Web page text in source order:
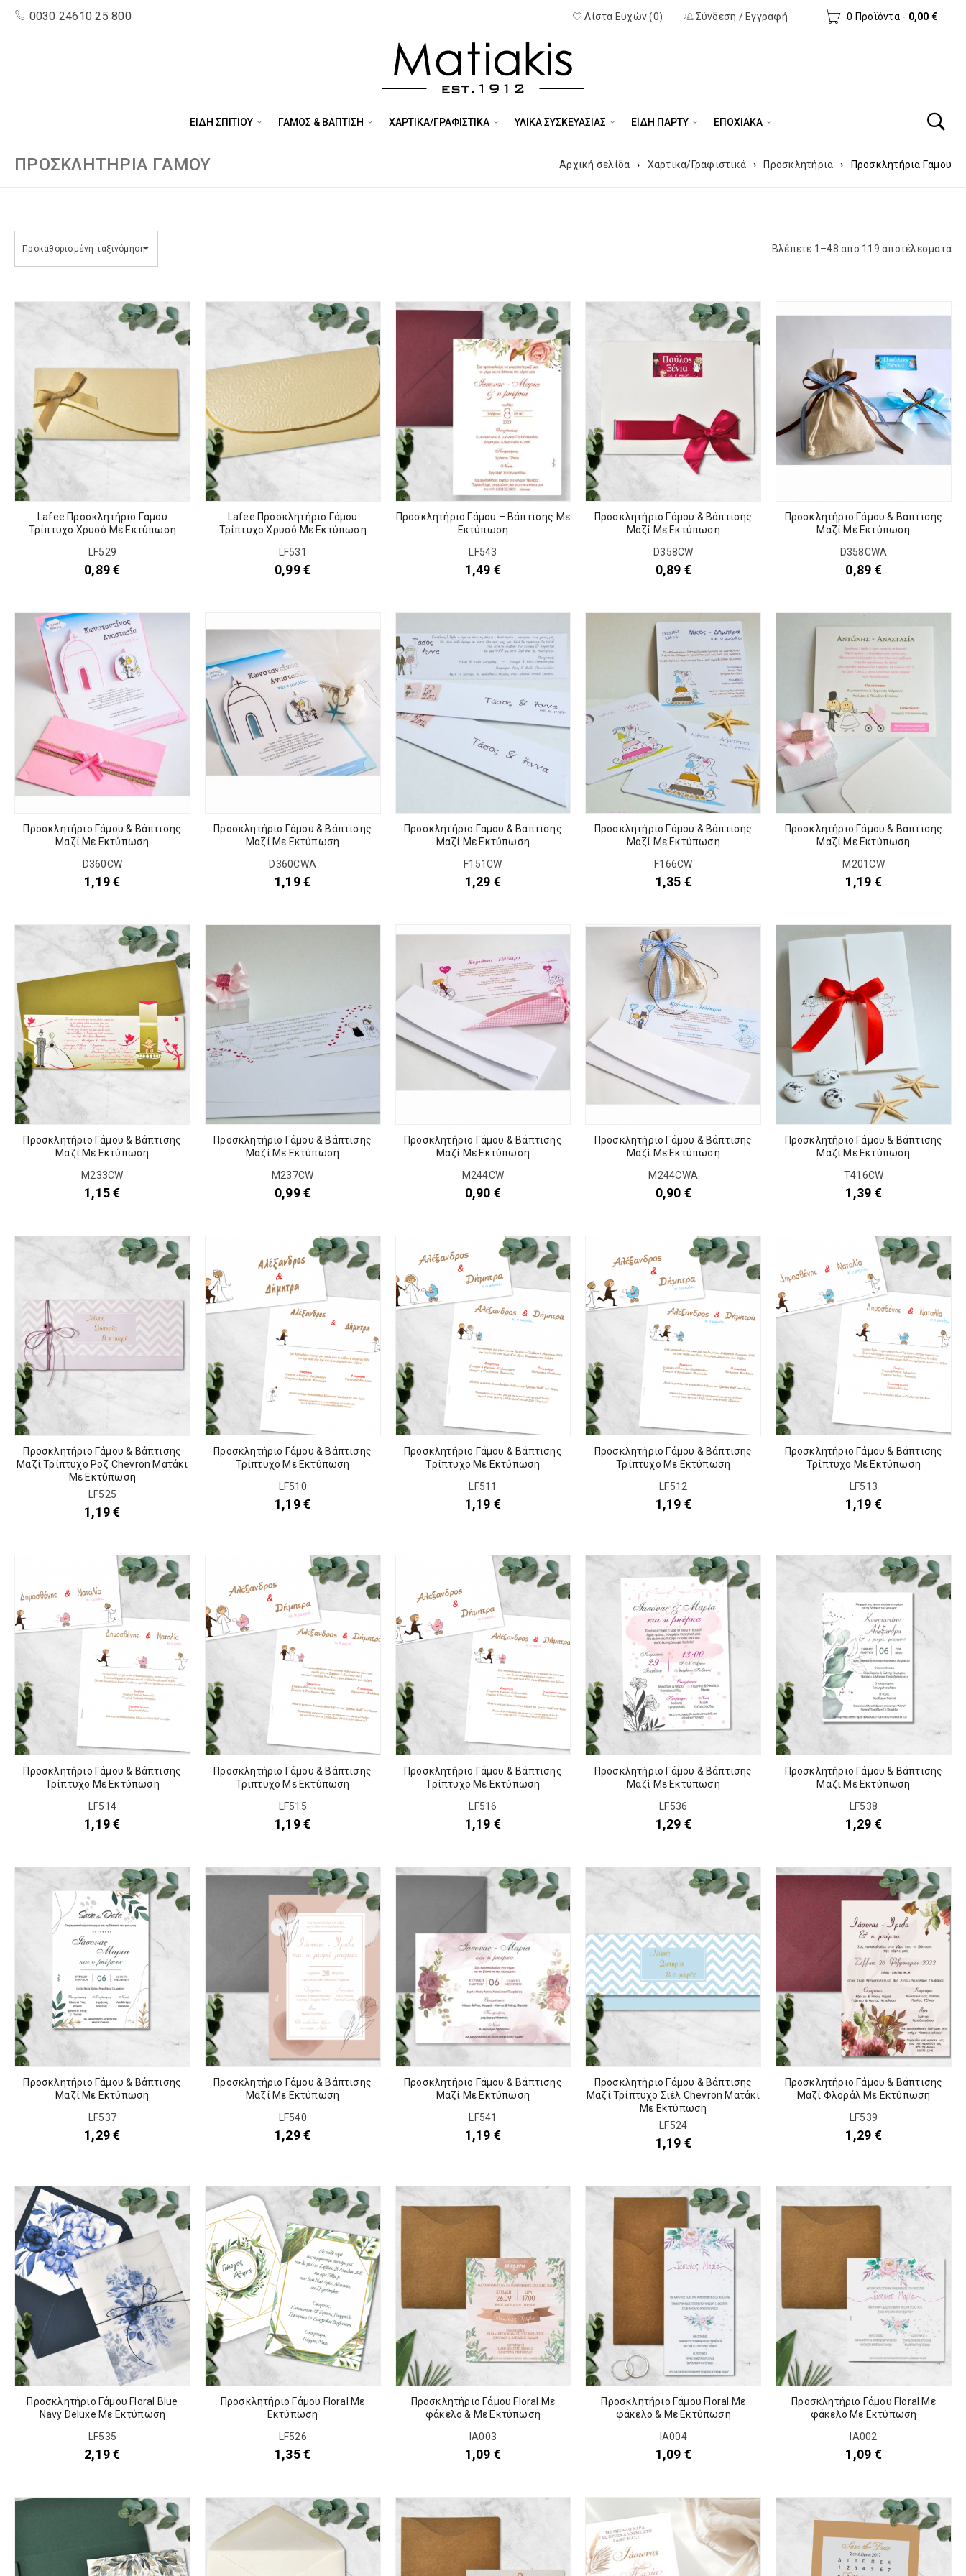
0030 24610 25 800 0 Προϊόντα - 0,00 €
Σύνδεση / Εγγραφή
Λίστα Ευχών (0)
ΕΙΔΗ ΣΠΙΤΙΟΥ ΓΑΜΟΣ & ΒΑΠΤΙΣΗ ΧΑΡΤΙΚΑ/ΓΡΑΦΙΣΤΙΚΑ ΥΛΙΚΑ ΣΥΣΚΕΥΑΣΙΑΣ ΕΊΔΗ ΠΆΡΤΥ ΕΠΟΧΙΑΚΑ
ΠΡΟΣΚΛΗΤΉΡΙΑ ΓΆΜΟΥ Αρχική σελίδα › Χαρτικά/Γραφιστικά › Προσκλητήρια › Προσκλητήρια Γάμου
Βλέπετε 1–48 απο 119 αποτέλεσματα
Προκαθορισμένη ταξινόμηση
Lafee Προσκλητήριο Γάμου
Τρίπτυχο Χρυσό Με Εκτύπωση
LF529
0,89€
Lafee Προσκλητήριο Γάμου
Τρίπτυχο Χρυσό Με Εκτύπωση
LF531
0,99€
Προσκλητήριο Γάμου – Βάπτισης Με
Εκτύπωση
LF543
1,49 €
Προσκλητήριο Γάμου & Βάπτισης
Μαζί Με Εκτύπωση
D358CW
0,89 €
Προσκλητήριο Γάμου & Βάπτισης
Μαζί Με Εκτύπωση
D358CWA
0,89 €
Προσκλητήριο Γάμου & Βάπτισης
Μαζί Με Εκτύπωση
D360CW
1,19€
Προσκλητήριο Γάμου & Βάπτισης
Μαζί Με Εκτύπωση
D360CWA
1,19€
Προσκλητήριο Γάμου & Βάπτισης
Μαζί Με Εκτύπωση
F151CW
1,29 €
Προσκλητήριο Γάμου & Βάπτισης
Μαζί Με Εκτύπωση
F166CW
1,35 €
Προσκλητήριο Γάμου & Βάπτισης
Μαζί Με Εκτύπωση
M201CW
1,19 €
Προσκλητήριο Γάμου & Βάπτισης
Μαζί Με Εκτύπωση
M233CW
1,15€
Προσκλητήριο Γάμου & Βάπτισης
Μαζί Με Εκτύπωση
M237CW
0,99€
Προσκλητήριο Γάμου & Βάπτισης
Μαζί Με Εκτύπωση
M244CW
0,90 €
Προσκλητήριο Γάμου & Βάπτισης
Μαζί Με Εκτύπωση
M244CWA
0,90 €
Προσκλητήριο Γάμου & Βάπτισης
Μαζί Με Εκτύπωση
T416CW
1,39 €
Προσκλητήριο Γάμου & Βάπτισης
Μαζί Τρίπτυχο Ροζ Chevron Ματάκι
Με Εκτύπωση
LF525
1,19€
Προσκλητήριο Γάμου & Βάπτισης
Τρίπτυχο Με Εκτύπωση
LF510
1,19€
Προσκλητήριο Γάμου & Βάπτισης
Τρίπτυχο Με Εκτύπωση
LF511
1,19 €
Προσκλητήριο Γάμου & Βάπτισης
Τρίπτυχο Με Εκτύπωση
LF512
1,19 €
Προσκλητήριο Γάμου & Βάπτισης
Τρίπτυχο Με Εκτύπωση
LF513
1,19 €
Προσκλητήριο Γάμου & Βάπτισης
Τρίπτυχο Με Εκτύπωση
LF514
1,19€
Προσκλητήριο Γάμου & Βάπτισης
Τρίπτυχο Με Εκτύπωση
LF515
1,19€
Προσκλητήριο Γάμου & Βάπτισης
Τρίπτυχο Με Εκτύπωση
LF516
1,19 €
Προσκλητήριο Γάμου & Βάπτισης
Μαζί Με Εκτύπωση
LF536
1,29 €
Προσκλητήριο Γάμου & Βάπτισης
Μαζί Με Εκτύπωση
LF538
1,29 €
Προσκλητήριο Γάμου & Βάπτισης
Μαζί Με Εκτύπωση
LF537
1,29€
Προσκλητήριο Γάμου & Βάπτισης
Μαζί Με Εκτύπωση
LF540
1,29€
Προσκλητήριο Γάμου & Βάπτισης
Μαζί Με Εκτύπωση
LF541
1,19 €
Προσκλητήριο Γάμου & Βάπτισης
Μαζί Τρίπτυχο Σιέλ Chevron Ματάκι
Με Εκτύπωση
LF524
1,19 €
Προσκλητήριο Γάμου & Βάπτισης
Μαζί Φλοράλ Με Εκτύπωση
LF539
1,29 €
Προσκλητήριο Γάμου Floral Blue
Navy Deluxe Με Εκτύπωση
LF535
2,19€
Προσκλητήριο Γάμου Floral Με
Εκτύπωση
LF526
1,35€
Προσκλητήριο Γάμου Floral Με
φάκελο & Με Εκτύπωση
IA003
1,09 €
Προσκλητήριο Γάμου Floral Με
φάκελο & Με Εκτύπωση
IA004
1,09 €
Προσκλητήριο Γάμου Floral Με
φάκελο Με Εκτύπωση
IA002
1,09 €